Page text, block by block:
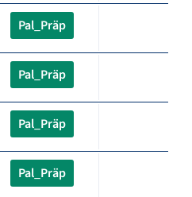
Pal_Präp
Pal_Präp
Pal_Präp
Pal_Präp